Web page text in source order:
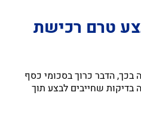
טרם רכישת
בכך, הדבר כרוך בסכומי כסף
בדיקות שחייבים לבצע תוך